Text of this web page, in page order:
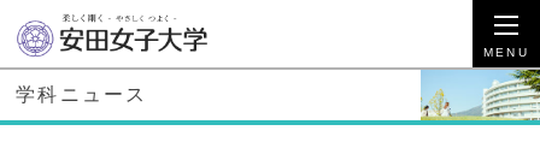
学科ニュース